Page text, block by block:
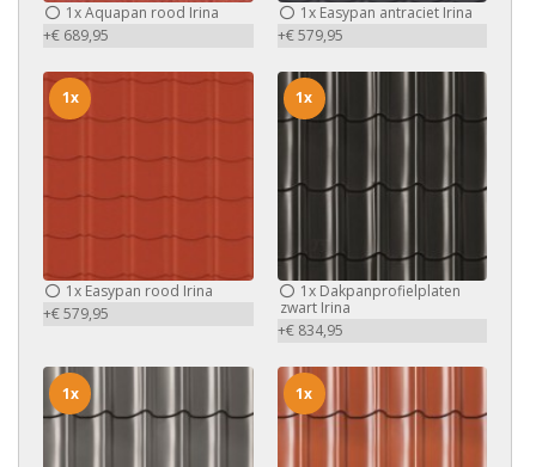
1xAquapan rood Irina
+€ 689,95
1xEasypan antraciet Irina
+€ 579,95
1x Easypan rood Irina
+€ 579,95
1x
1xDakpanprofielplaten
zwart Irina
+€ 834,95
1x
1x 1x